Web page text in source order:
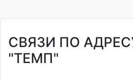
СВЯЗИ ПО
"ТЕМП"